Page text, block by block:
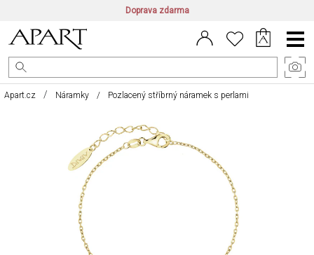
Doprava zdarma
CZ/CZK | EN/EUR PL/PLN
Main
Menu
Apart.cz Náramky Pozlacený stříbrný náramek s perlami